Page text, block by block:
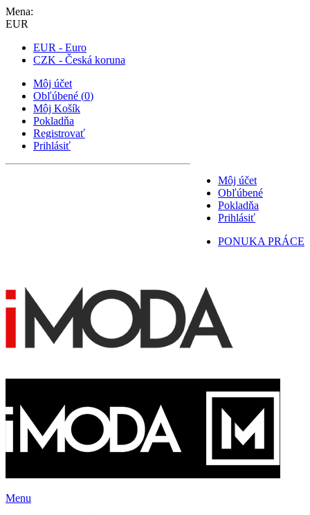
Mena:
EUR
EUR - Euro
CZK - Česká koruna
Môj účet
Obľúbené (0)
Môj Košík
Pokladňa
Registrovať
Prihlásiť
Môj účet
Obľúbené
Pokladňa
Prihlásiť
PONUKA PRÁCE
Menu